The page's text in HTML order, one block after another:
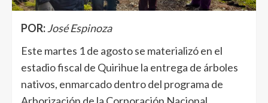
POR:José Espinoza
Este martes 1 de agosto se materializó en el
estadio fiscal de Quirihue la entrega de árboles
nativos, enmarcado dentro del programa de